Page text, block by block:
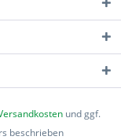
und ggf.
beschrieben